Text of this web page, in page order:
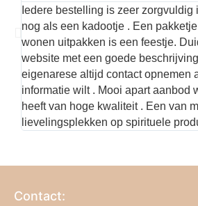
Iedere bestelling is zeer zorgvuldig
nog als een kadootje . Een
wonen uitpakken is een feestje.
website met een goede
eigenarese altijd contact opnemen
informatie wilt . Mooi apart aanbod
heeft van hoge kwaliteit . Een van
lievelingsplekken op spirituele
Contact: